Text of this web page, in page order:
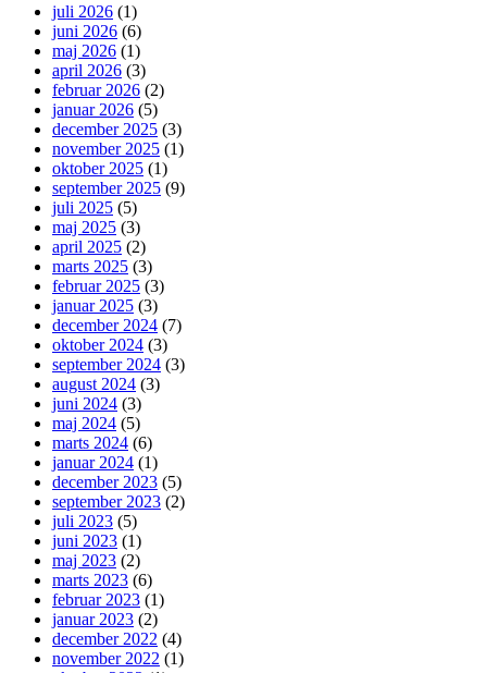
juli 2026 (1)
juni 2026 (6)
maj 2026 (1)
april 2026 (3)
februar 2026 (2)
januar 2026 (5)
december 2025 (3)
november 2025 (1)
oktober 2025 (1)
september 2025 (9)
juli 2025 (5)
maj 2025 (3)
april 2025 (2)
marts 2025 (3)
februar 2025 (3)
januar 2025 (3)
december 2024 (7)
oktober 2024 (3)
september 2024 (3)
august 2024 (3)
juni 2024 (3)
maj 2024 (5)
marts 2024 (6)
januar 2024 (1)
december 2023 (5)
september 2023 (2)
juli 2023 (5)
juni 2023 (1)
maj 2023 (2)
marts 2023 (6)
februar 2023 (1)
januar 2023 (2)
december 2022 (4)
november 2022 (1)